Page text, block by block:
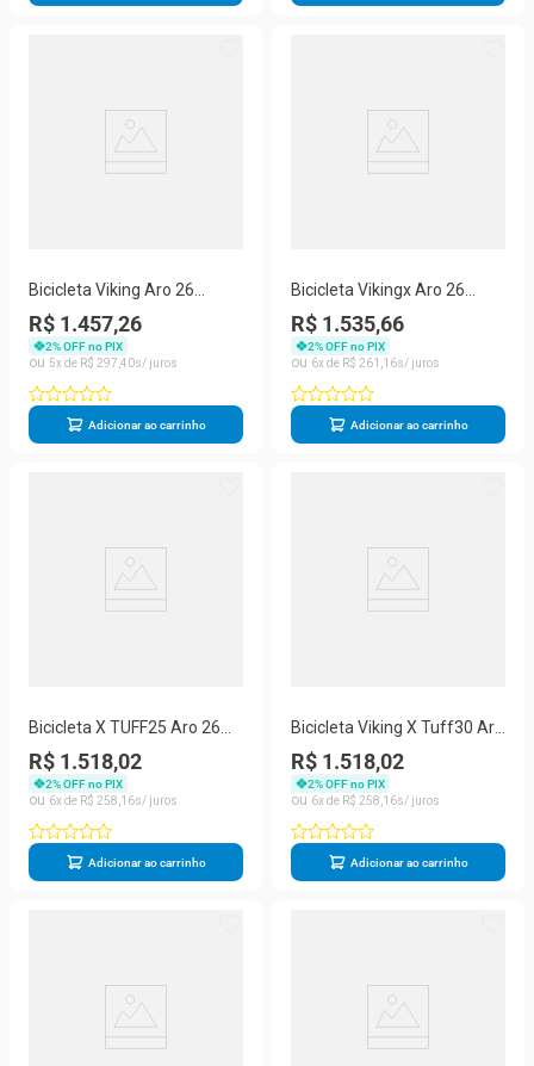
Bicicleta Viking Aro 26
Câmbio Importado 21v
Vmaxx Azul Amarelo
R$ 1.457,26
2% OFF no PIX
5
R$ 297 40
Adicionar ao carrinho
Bicicleta Vikingx Aro 26
Câmbios Importados 21v
Aero Preto Amarelo
R$ 1.535,66
2% OFF no PIX
6
R$ 261 16
Adicionar ao carrinho
Bicicleta X TUFF25 Aro 26
Freio a Disco Shimano Rosa
Viking
R$ 1.518,02
2% OFF no PIX
6
R$ 258 16
Adicionar ao carrinho
Bicicleta Viking X Tuff30 Aro
26 Freio Disco 21
Velocidades
R$ 1.518,02
2% OFF no PIX
6
R$ 258 16
Adicionar ao carrinho